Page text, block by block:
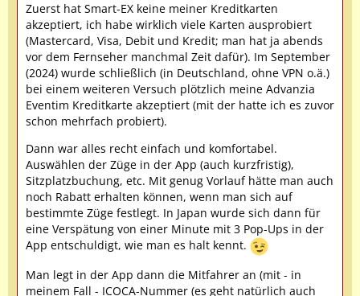
Zuerst hat Smart-EX keine meiner Kreditkarten
akzeptiert, ich habe wirklich viele Karten ausprobiert
(Mastercard, Visa, Debit und Kredit; man hat ja abends
vor dem Fernseher manchmal Zeit dafür). Im September
(2024) wurde schließlich (in Deutschland, ohne VPN o.ä.)
bei einem weiteren Versuch plötzlich meine Advanzia
Eventim Kreditkarte akzeptiert (mit der hatte ich es zuvor
schon mehrfach probiert).
Dann war alles recht einfach und komfortabel.
Auswählen der Züge in der App (auch kurzfristig),
Sitzplatzbuchung, etc. Mit genug Vorlauf hätte man auch
noch Rabatt erhalten können, wenn man sich auf
bestimmte Züge festlegt. In Japan wurde sich dann für
eine Verspätung von einer Minute mit 3 Pop-Ups in der
App entschuldigt, wie man es halt kennt.
Man legt in der App dann die Mitfahrer an (mit - in
meinem Fall - ICOCA-Nummer (es geht natürlich auch